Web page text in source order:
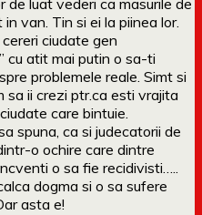
de luat vederi ca masurile de
van. Tin si ei la piinea lor.
ciudate gen
cu atit mai putin o sa-ti
problemele reale. Simt si
sa ii crezi ptr.ca esti vrajita
care bintuie.
spuna, ca si judecatorii de
o ochire care dintre
o sa fie recidivisti…..
dogma si o sa sufere
asta e!